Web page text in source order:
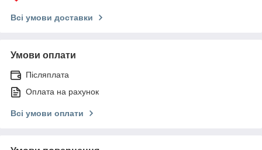
Всі умови доставки
Умови оплати
Післяплата
Оплата на рахунок
Всі умови оплати